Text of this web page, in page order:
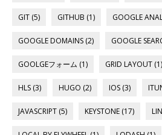
GIT (5) GITHUB (1) GOOGLE
GOOGLE DOMAINS (2) GOOGLE
GOOLGEフォーム (1) GRID LAYOUT (1)
HLS (3) HUGO (2) IOS (3)
JAVASCRIPT (5) KEYSTONE (17)